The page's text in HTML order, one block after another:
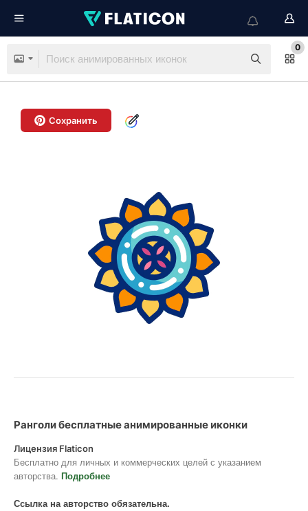
0
Сохранить
Ранголи бесплатные анимированные иконки
Лицензия Flaticon
Бесплатно для личных и коммерческих целей с указанием
авторства. Подробнее
Ссылка на авторство обязательна.